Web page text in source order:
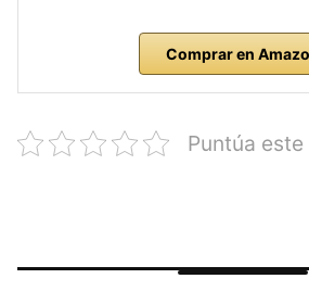
Comprar en
Puntúa